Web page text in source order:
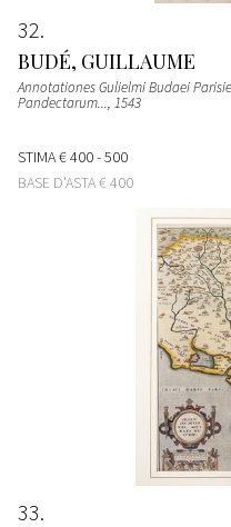
32
BUDÉ, GUILLAUME
Annotationes Gulielmi Budaei
Pandectarum..., 1543
STIMA€ 400 - 500
BASE D'ASTA€ 400
33